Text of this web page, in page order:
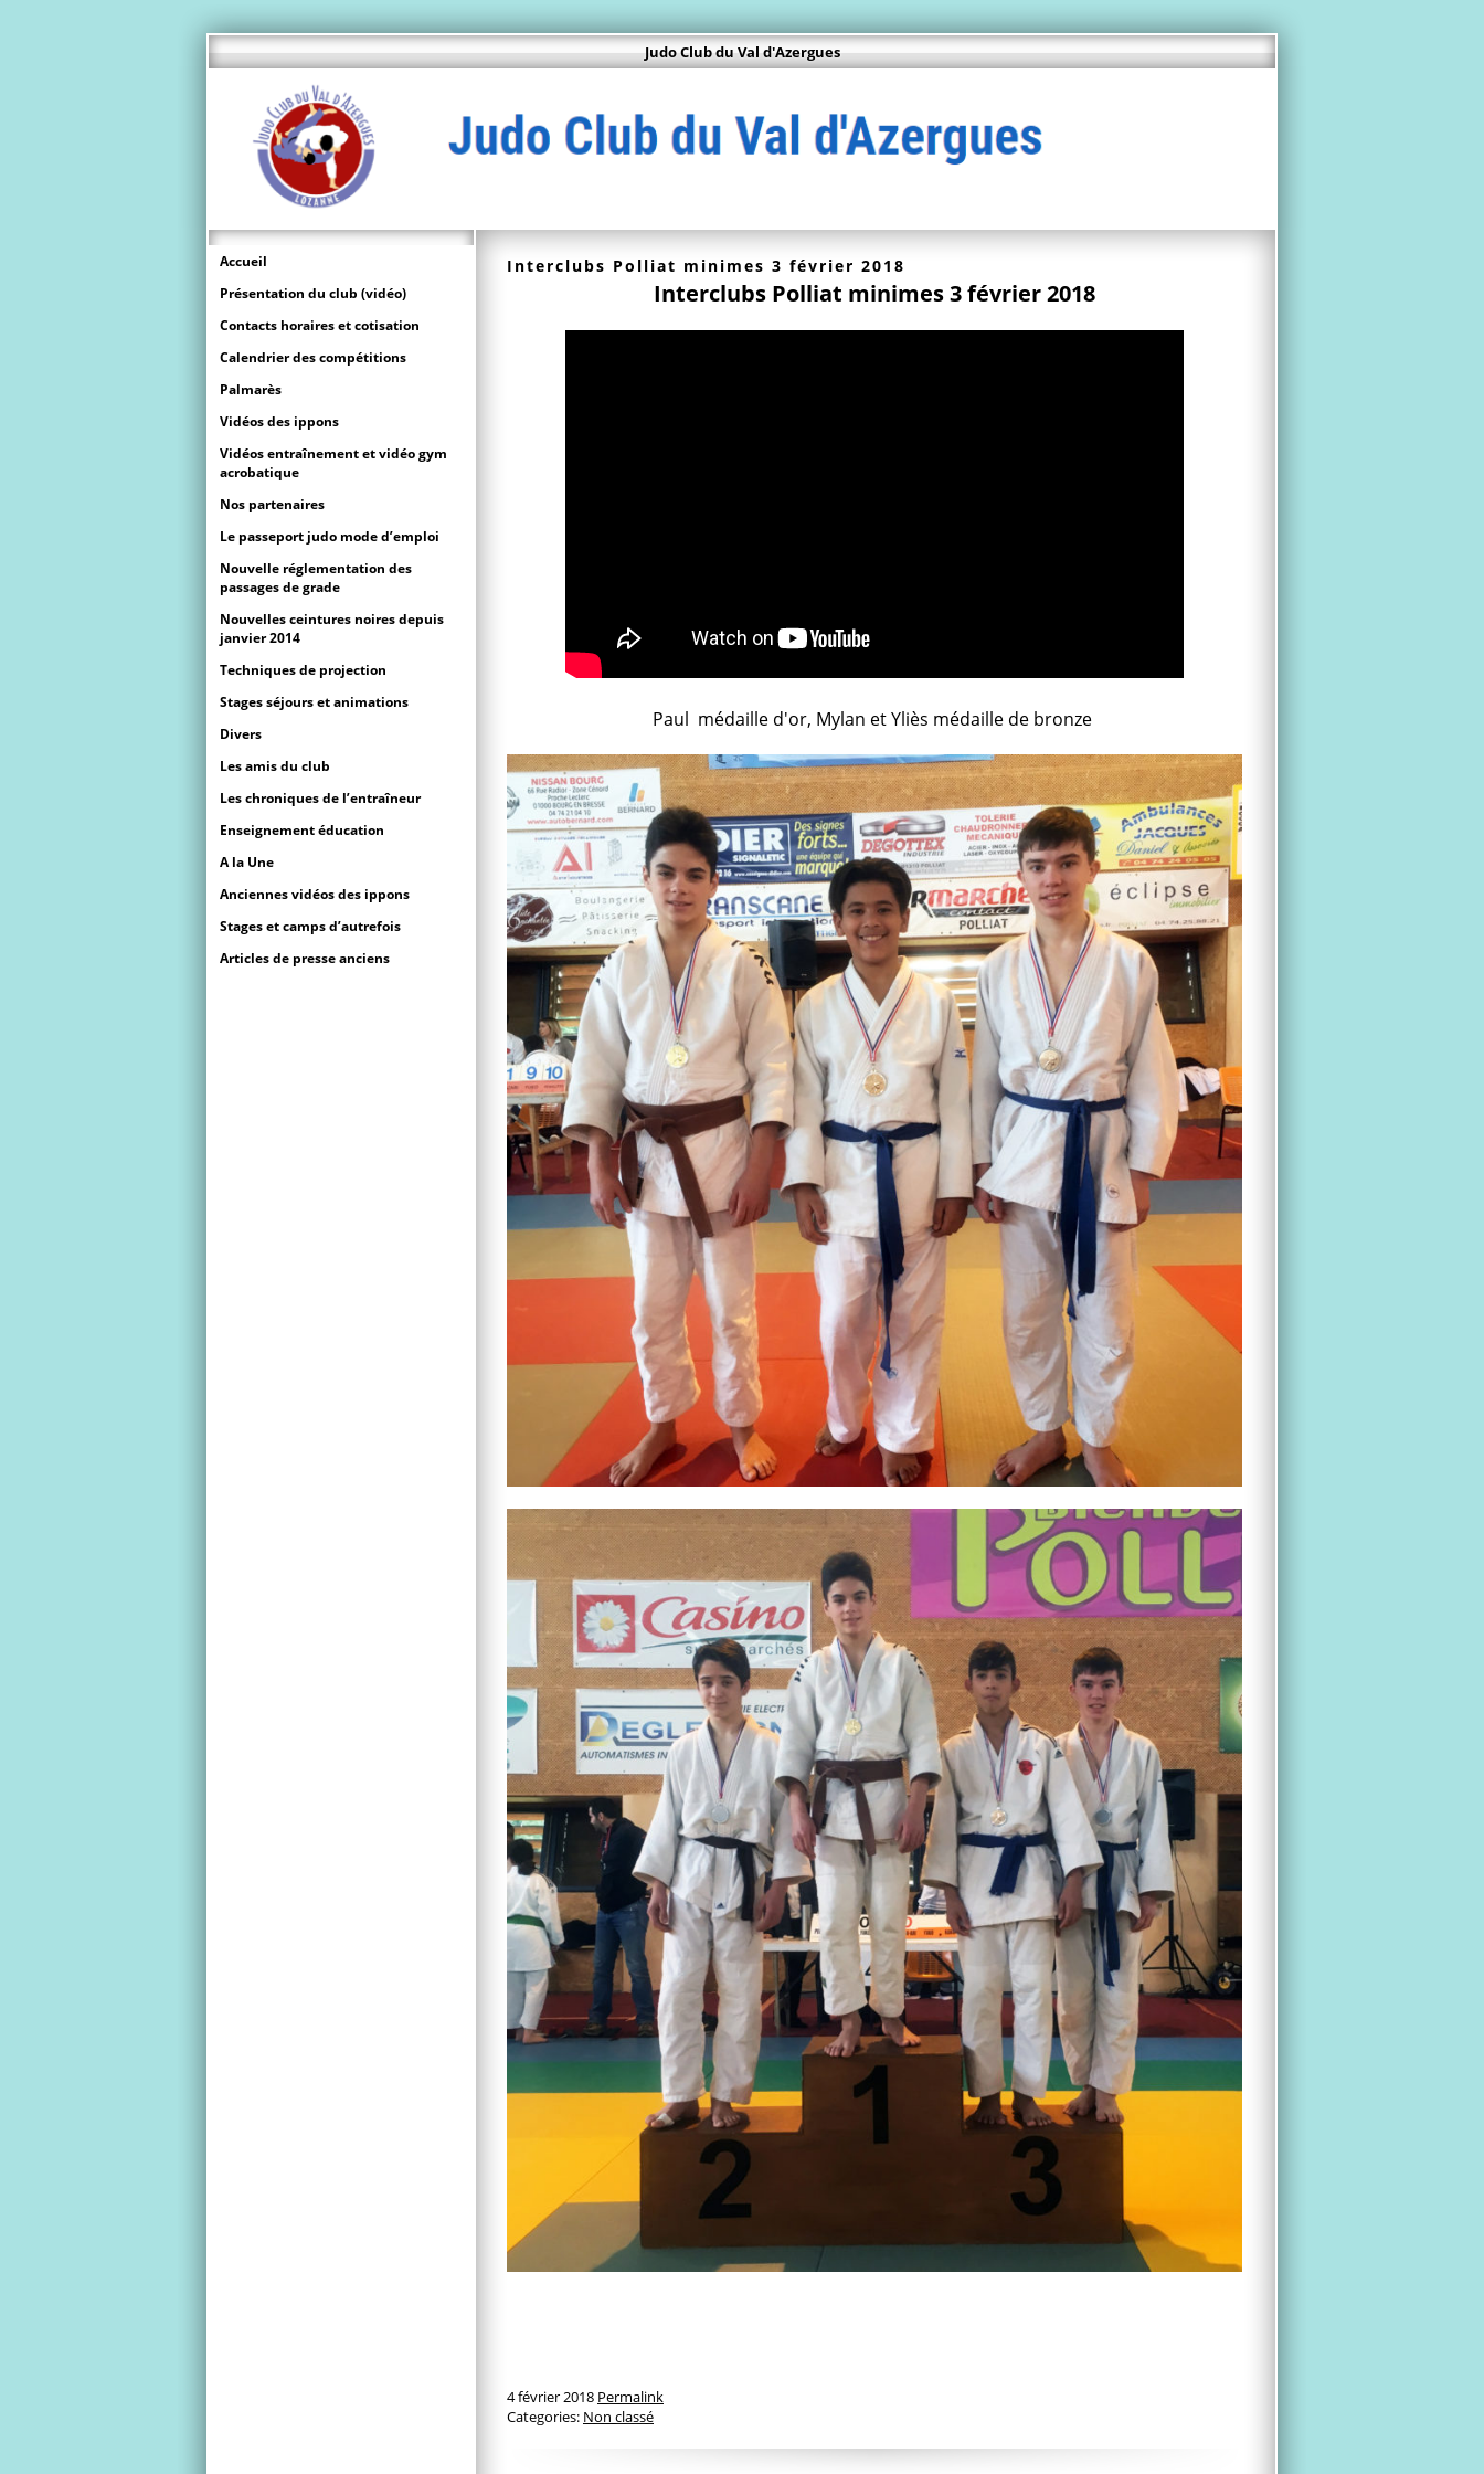
Judo Club du Val d'Azergues
Interclubs Polliat minimes 3 février 2018
Interclubs Polliat minimes 3 février 2018
Paul médaille d'or, Mylan et Yliès médaille de bronze
4 février 2018 Permalink
Categories: Non classé
Accueil
Présentation du club (vidéo)
Contacts horaires et cotisation
Calendrier des compétitions
Palmarès
Vidéos des ippons
Vidéos entraînement et vidéo gym
acrobatique
Nos partenaires
Le passeport judo mode d’emploi
Nouvelle réglementation des
passages de grade
Nouvelles ceintures noires depuis
janvier 2014
Techniques de projection
Stages séjours et animations
Divers
Les amis du club
Les chroniques de l’entraîneur
Enseignement éducation
A la Une
Anciennes vidéos des ippons
Stages et camps d’autrefois
Articles de presse anciens